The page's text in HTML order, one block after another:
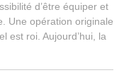
d’être équiper et
Une opération originale
est roi. Aujourd’hui, la